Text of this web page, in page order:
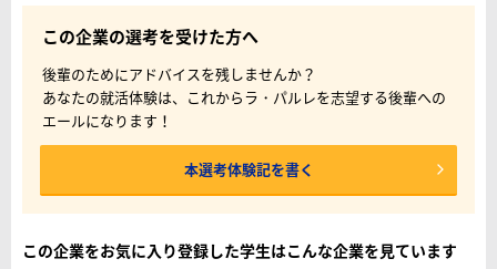
この企業の選考を受けた方へ
後輩のためにアドバイスを残しませんか？
あなたの就活体験は、これからラ・パルレを志望する後輩への
エールになります！
本選考体験記を書く
この企業をお気に入り登録した学生はこんな企業を見ています